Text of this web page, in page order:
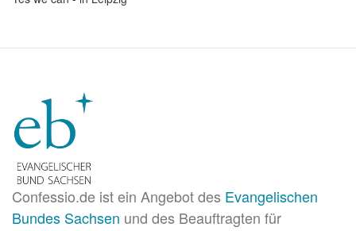
Confessio.de ist ein Angebot des Evangelischen
Bundes Sachsen und des Beauftragten für